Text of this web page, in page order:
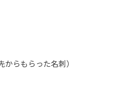
らもらった名刺）